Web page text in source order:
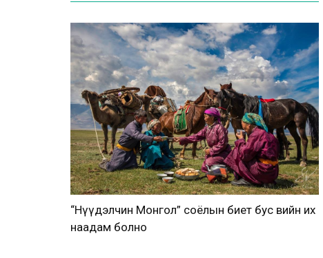
“Нүүдэлчин Монгол” соёлын биет бус өвийн их
наадам болно